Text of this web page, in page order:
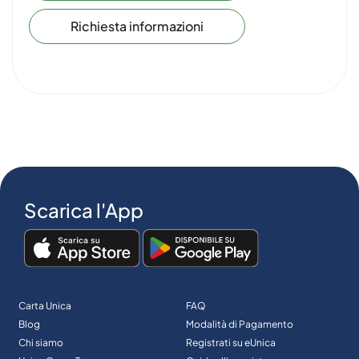
Richiesta informazioni
Scarica l'App
Carta Unica
Blog
Chi siamo
FAQ
Modalità di Pagamento
Registrati su eUnica